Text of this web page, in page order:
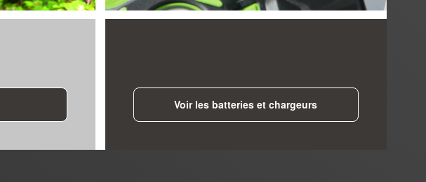
Voir les batteries et chargeurs